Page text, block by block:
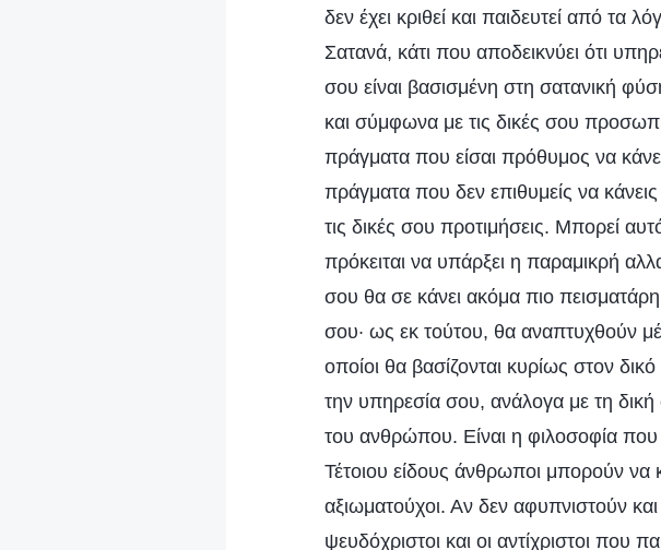
δεν έχει κριθεί και παιδευτεί από τα
Σατανά, κάτι που αποδεικνύει ότι
σου είναι βασισμένη στη σατανική
και σύμφωνα με τις δικές σου
πράγματα που είσαι πρόθυμος να
πράγματα που δεν επιθυμείς να
τις δικές σου προτιμήσεις. Μπορεί
πρόκειται να υπάρξει η παραμικρή
σου θα σε κάνει ακόμα πιο
σου· ως εκ τούτου, θα αναπτυχθούν
οποίοι θα βασίζονται κυρίως στον
την υπηρεσία σου, ανάλογα με τη δική
του ανθρώπου. Είναι η φιλοσοφία που
Τέτοιου είδους άνθρωποι μπορούν να
αξιωματούχοι. Αν δεν αφυπνιστούν
ψευδόχριστοι και οι αντίχριστοι